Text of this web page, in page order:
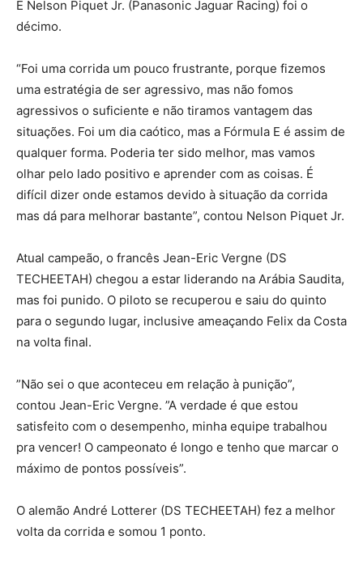
E Nelson Piquet Jr. (Panasonic Jaguar Racing) foi o
décimo.
“Foi uma corrida um pouco frustrante, porque fizemos
uma estratégia de ser agressivo, mas não fomos
agressivos o suficiente e não tiramos vantagem das
situações. Foi um dia caótico, mas a Fórmula E é assim de
qualquer forma. Poderia ter sido melhor, mas vamos
olhar pelo lado positivo e aprender com as coisas. É
difícil dizer onde estamos devido à situação da corrida
mas dá para melhorar bastante”, contou Nelson Piquet Jr.
Atual campeão, o francês Jean-Eric Vergne (DS
TECHEETAH) chegou a estar liderando na Arábia Saudita,
mas foi punido. O piloto se recuperou e saiu do quinto
para o segundo lugar, inclusive ameaçando Felix da Costa
na volta final.
”Não sei o que aconteceu em relação à punição”,
contou Jean-Eric Vergne. ”A verdade é que estou
satisfeito com o desempenho, minha equipe trabalhou
pra vencer! O campeonato é longo e tenho que marcar o
máximo de pontos possíveis”.
O alemão André Lotterer (DS TECHEETAH) fez a melhor
volta da corrida e somou 1 ponto.